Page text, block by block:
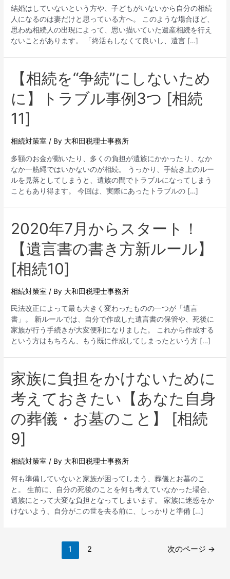
結婚はしていないという方や、子どもがいないから自分の相続
人になるのは妻だけと思っている方へ。 このような場合ほど、
思わぬ相続人の出現によって、思い描いていた遺産相続を行え
ないことがあります。 「終活もしなくて良いし、遺言 […]
【相続を“争続”にしないため
に】トラブル事例3つ [相続
11]
相続対策室 / By 大和田税理士事務所
多額のお金が動いたり、多くの負担が遺族にかかったり、なか
なか一筋縄ではいかないのが相続。 うっかり、手続き上のルー
ルを見落としてしまうと、遺族の間でトラブルになってしまう
こともあり得ます。 今回は、実際にあったトラブルの […]
2020年7月からスタート！
【遺言書の書き方新ルール】
[相続10]
相続対策室 / By 大和田税理士事務所
民法改正によって最も大きく変わったものの一つが「遺言
書」。 新ルールでは、自分で作成した遺言書の保管や、死後に
家族が行う手続きが大変便利になりました。 これから作成する
という方はもちろん、もう既に作成してしまったという方 […]
家族に負担をかけないために
考えておきたい【あなた自身
の葬儀・お墓のこと】 [相続
9]
相続対策室 / By 大和田税理士事務所
何も準備していないと家族が困ってしまう、葬儀とお墓のこ
と。 生前に、自分の死後のことを何も考えていなかった場合、
遺族にとって大変な負担となってしまいます。 家族に迷惑をか
けないよう、自分がこの世を去る前に、しっかりと準備 […]
1 2 次のページ →